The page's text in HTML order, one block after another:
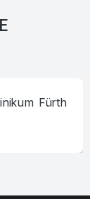
Fürth